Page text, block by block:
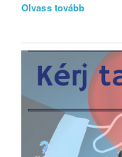
Olvass tovább